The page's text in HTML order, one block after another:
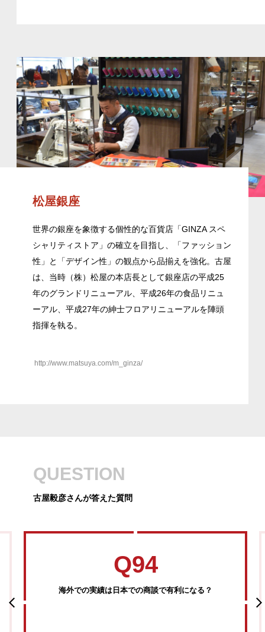
松屋銀座
世界の銀座を象徴する個性的な百貨店「GINZA スペ
シャリティストア」の確立を目指し、「ファッション
性」と「デザイン性」の観点から品揃えを強化。古屋
は、当時（株）松屋の本店長として銀座店の平成25
年のグランドリニューアル、平成26年の食品リニュ
ーアル、平成27年の紳士フロアリニューアルを陣頭
指揮を執る。
http://www.matsuya.com/m_ginza/
QUESTION
古屋毅彦さんが答えた質問
Q94
海外での実績は日本での商談で有利になる？